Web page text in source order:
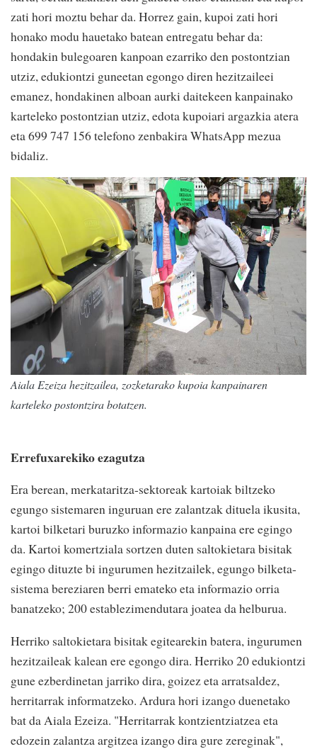
zati hori moztu behar da. Horrez gain, kupoi zati hori
honako modu hauetako batean entregatu behar da:
hondakin bulegoaren kanpoan ezarriko den postontzian
utziz, edukiontzi guneetan egongo diren hezitzaileei
emanez, hondakinen alboan aurki daitekeen kanpainako
karteleko postontzian utziz, edota kupoiari argazkia atera
eta 699 747 156 telefono zenbakira WhatsApp mezua
bidaliz.
Aiala Ezeiza hezitzailea, zozketarako kupoia kanpainaren
karteleko postontzira botatzen.
Errefuxarekiko ezagutza
Era berean, merkataritza-sektoreak kartoiak biltzeko
egungo sistemaren inguruan ere zalantzak dituela ikusita,
kartoi bilketari buruzko informazio kanpaina ere egingo
da. Kartoi komertziala sortzen duten saltokietara bisitak
egingo dituzte bi ingurumen hezitzailek, egungo bilketa-
sistema bereziaren berri emateko eta informazio orria
banatzeko; 200 establezimendutara joatea da helburua.
Herriko saltokietara bisitak egitearekin batera, ingurumen
hezitzaileak kalean ere egongo dira. Herriko 20 edukiontzi
gune ezberdinetan jarriko dira, goizez eta arratsaldez,
herritarrak informatzeko. Ardura hori izango duenetako
bat da Aiala Ezeiza. "Herritarrak kontzientziatzea eta
edozein zalantza argitzea izango dira gure zereginak",